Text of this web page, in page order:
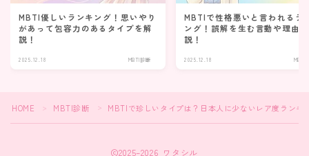
MBTI優しいランキング！思いやり
があって包容力のあるタイプを解
説！
2025.12.18 MBTI診断
MBTIで性格悪いと言われるラ
ング！誤解を生む言動や理由
説！
2025.12.18 MBTI
HOME ＞ MBTI診断 ＞ MBTIで珍しいタイプは？日本人に少ないレア度ランキ
2025–2026 ワタシル